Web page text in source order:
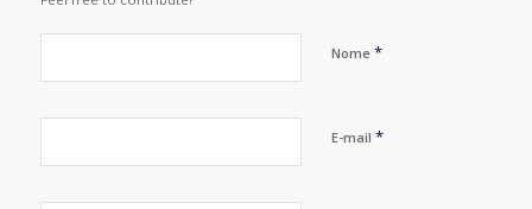
Nome *
E-mail *